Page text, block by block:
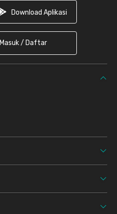
Download Aplikasi
Masuk / Daftar